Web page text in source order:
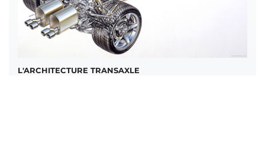
L'ARCHITECTURE TRANSAXLE